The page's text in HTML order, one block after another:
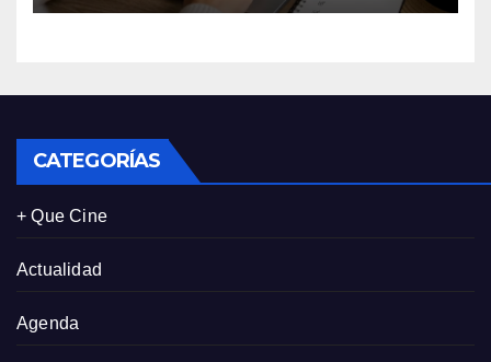
expectativas enfocándose en
CATEGORÍAS
+ Que Cine
Actualidad
Agenda